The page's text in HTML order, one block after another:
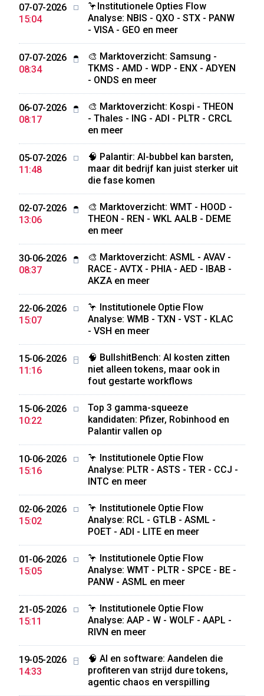
07-07-2026
15:04
🦩Institutionele Opties Flow
Analyse: NBIS - QXO - STX - PANW
- VISA - GEO en meer
07-07-2026
08:34
🎨 Marktoverzicht: Samsung -
TKMS - AMD - WDP - ENX - ADYEN
- ONDS en meer
06-07-2026
08:17
🎨 Marktoverzicht: Kospi - THEON
- Thales - ING - ADI - PLTR - CRCL
en meer
05-07-2026
11:48
🧠 Palantir: AI-bubbel kan barsten,
maar dit bedrijf kan juist sterker uit
die fase komen
02-07-2026
13:06
🎨 Marktoverzicht: WMT - HOOD -
THEON - REN - WKL AALB - DEME
en meer
30-06-2026
08:37
🎨 Marktoverzicht: ASML - AVAV -
RACE - AVTX - PHIA - AED - IBAB -
AKZA en meer
22-06-2026
15:07
🦩 Institutionele Optie Flow
Analyse: WMB - TXN - VST - KLAC
- VSH en meer
15-06-2026
11:16
🧠 BullshitBench: AI kosten zitten
niet alleen tokens, maar ook in
fout gestarte workflows
15-06-2026
10:22
Top 3 gamma-squeeze
kandidaten: Pfizer, Robinhood en
Palantir vallen op
10-06-2026
15:16
🦩 Institutionele Optie Flow
Analyse: PLTR - ASTS - TER - CCJ -
INTC en meer
02-06-2026
15:02
🦩 Institutionele Optie Flow
Analyse: RCL - GTLB - ASML -
POET - ADI - LITE en meer
01-06-2026
15:05
🦩 Institutionele Optie Flow
Analyse: WMT - PLTR - SPCE - BE -
PANW - ASML en meer
21-05-2026
15:11
🦩 Institutionele Optie Flow
Analyse: AAP - W - WOLF - AAPL -
RIVN en meer
19-05-2026
14:33
🧠 AI en software: Aandelen die
profiteren van strijd dure tokens,
agentic chaos en verspilling